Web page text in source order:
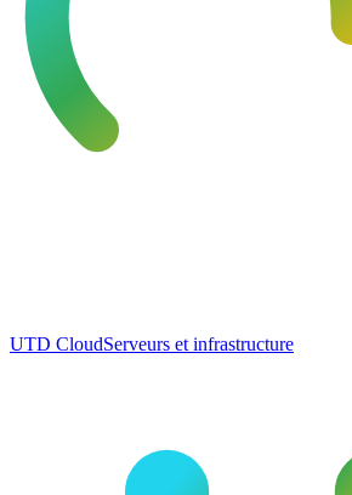
UTD CloudServeurs et infrastructure